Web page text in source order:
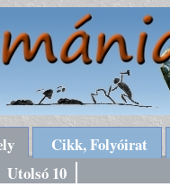
Cikk, Folyóirat
Utolsó 10